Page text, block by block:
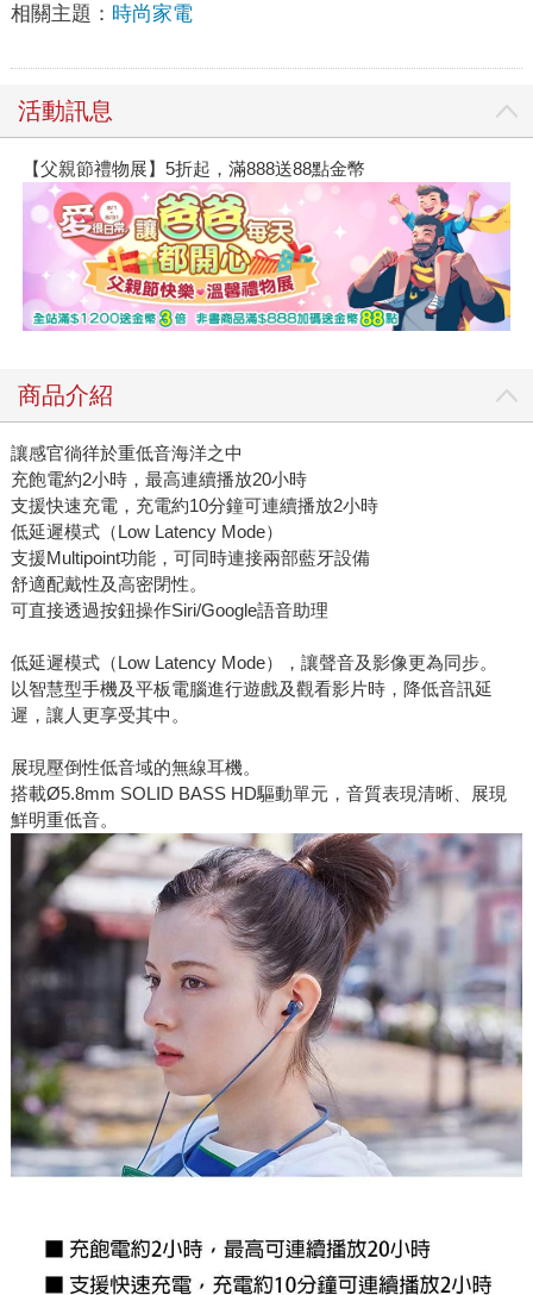
相關主題： 時尚家電
活動訊息
【父親節禮物展】5折起，滿888送88點金幣
商品介紹
讓感官徜徉於重低音海洋之中
充飽電約2小時，最高連續播放20小時
支援快速充電，充電約10分鐘可連續播放2小時
低延遲模式（Low Latency Mode）
支援Multipoint功能，可同時連接兩部藍牙設備
舒適配戴性及高密閉性。
可直接透過按鈕操作Siri/Google語音助理
低延遲模式（Low Latency Mode），讓聲音及影像更為同步。
以智慧型手機及平板電腦進行遊戲及觀看影片時，降低音訊延
遲，讓人更享受其中。
展現壓倒性低音域的無線耳機。
搭載Ø5.8mm SOLID BASS HD驅動單元，音質表現清晰、展現
鮮明重低音。